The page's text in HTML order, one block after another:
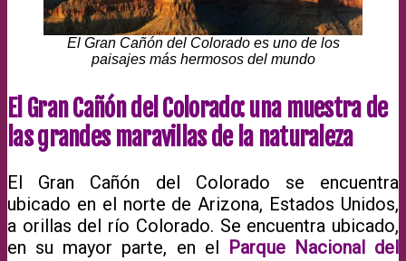
El Gran Cañón del Colorado es uno de los
paisajes más hermosos del mundo
El Gran Cañón del Colorado: una muestra de
las grandes maravillas de la naturaleza
El Gran Cañón del Colorado se encuentra
ubicado en el norte de Arizona, Estados Unidos,
a orillas del río Colorado. Se encuentra ubicado,
en su mayor parte, en el Parque Nacional del